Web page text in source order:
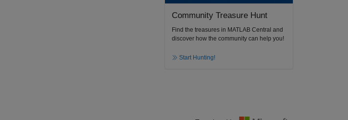
Community Treasure Hunt
Find the treasures in MATLAB Central and
discover how the community can help you!
Start Hunting!